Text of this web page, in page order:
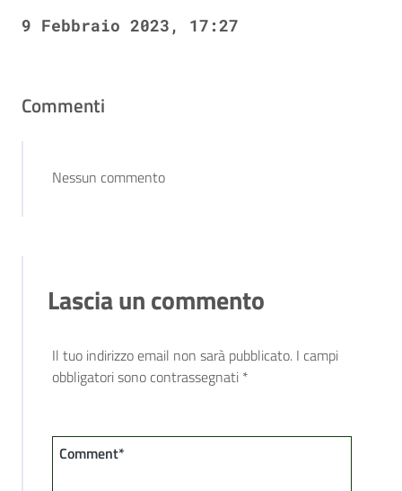
9 Febbraio 2023, 17:27
Commenti
Nessun commento
Lascia un commento
Il tuo indirizzo email non sarà pubblicato. I campi
obbligatori sono contrassegnati *
Comment*